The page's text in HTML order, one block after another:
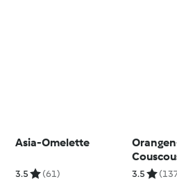
Asia-Omelette
3.5 (61)
Seelachs
3.5